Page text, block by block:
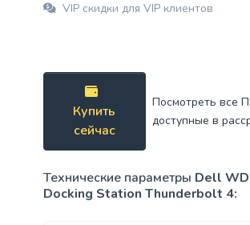
VIP скидки для VIP клиентов
Купить
сейчас
Посмотреть все
доступные в
Технические параметры Dell
Docking Station Thunderbolt 4: